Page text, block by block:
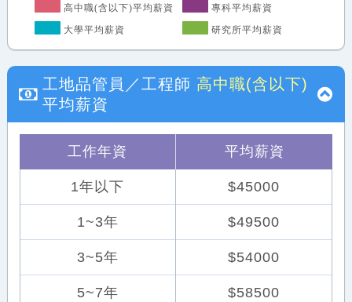
高中職(含以下)平均薪資
專科平均薪資
大學平均薪資
研究所平均薪資
工地品管員／工程師 高中職(含以下)
平均薪資
工作年資 平均薪資
1年以下
1~3年
3~5年
5~7年
$45000
$49500
$54000
$58500